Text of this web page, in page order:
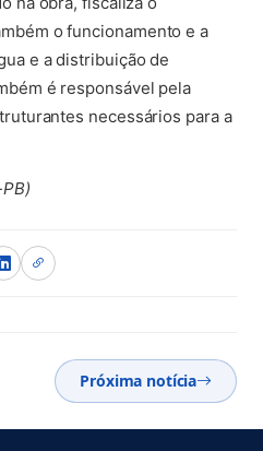
o funcionamento e a
e a distribuição de
é responsável pela
necessários para a
Próxima notícia